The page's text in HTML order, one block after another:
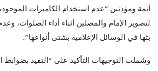
أئمة ومؤذنين “عدم استخدام الكاميرات
لتصوير الإمام والمصلين أثناء أداء الصلوات،
بثها في الوسائل الإعلامية بشتى أنواعها”.
وشملت التوجيهات التأكيد على “التقيد بضوابط